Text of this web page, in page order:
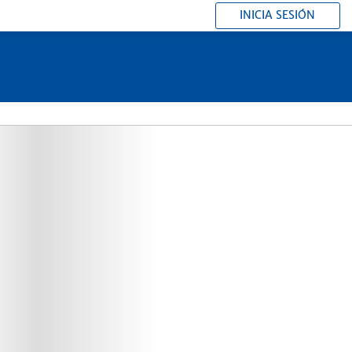
INICIA SESIÓN